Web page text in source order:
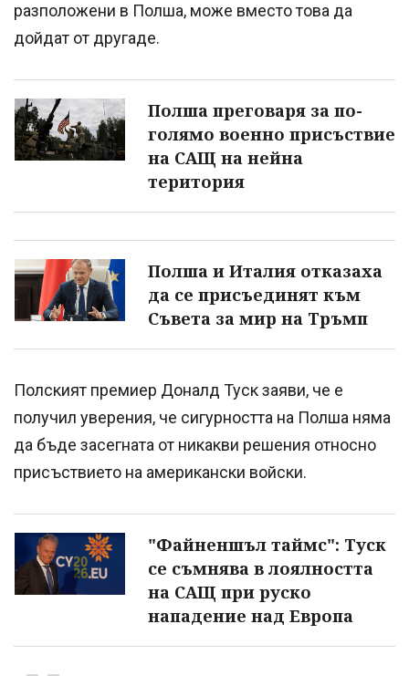
разположени в Полша, може вместо това да
дойдат от другаде.
Полша преговаря за по-
голямо военно присъствие
на САЩ на нейна
територия
Полша и Италия отказаха
да се присъединят към
Съвета за мир на Тръмп
Полският премиер Доналд Туск заяви, че е
получил уверения, че сигурността на Полша няма
да бъде засегната от никакви решения относно
присъствието на американски войски.
"Файненшъл таймс": Туск
се съмнява в лоялността
на САЩ при руско
нападение над Европа